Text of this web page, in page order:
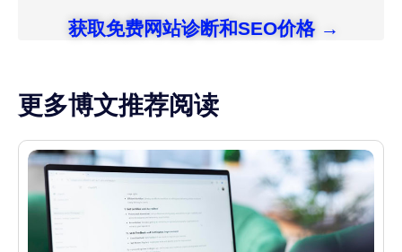
获取免费网站诊断和SEO价格 →
更多博文推荐阅读